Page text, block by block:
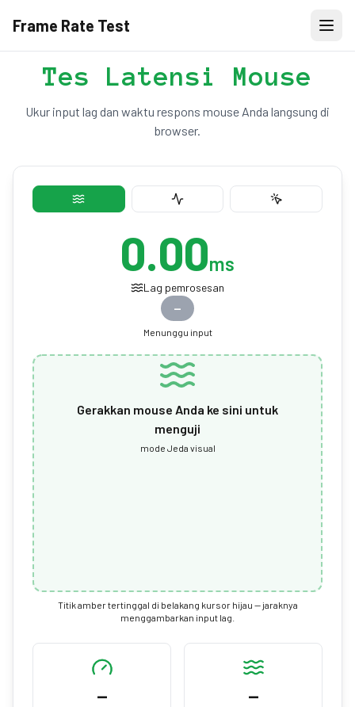
Frame Rate Test
Tes Latensi Mouse
Ukur input lag dan waktu respons mouse Anda langsung di
browser.
0.00ms
Lag pemrosesan
—
Menunggu input
Gerakkan mouse Anda ke sini untuk
menguji
mode Jeda visual
Titik amber tertinggal di belakang kursor hijau — jaraknya
menggambarkan input lag.
— —